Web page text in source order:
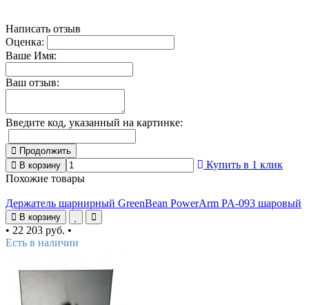
Написать отзыв
Оценка:
Ваше Имя:
Ваш отзыв:
Введите код, указанный на картинке:
Продолжить
В корзину
Купить в 1 клик
Похожие товары
Держатель шарнирный GreenBean PowerArm PA-093 шаровый
В корзину
• 22 203 руб. •
Есть в наличии